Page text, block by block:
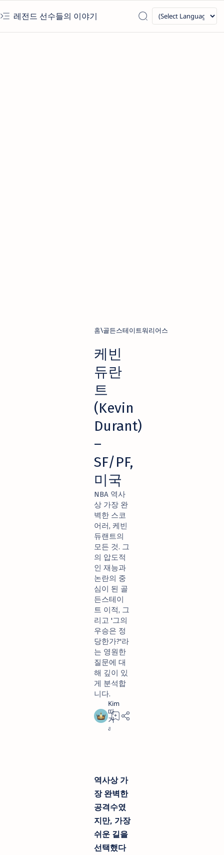
레전드 선수들의 이야기
홈 골든스테이트워리어스
케빈
듀란
트
(Kevin
Durant)
–
SF/PF,
미국
NBA 역사
상 가장 완
벽한 스코
어러, 케빈
듀랜트의
모든 것. 그
의 압도적
인 재능과
논란의 중
심이 된 골
든스테이
트 이적, 그
리고 '그의
우승은 정
당한가?'라
는 영원한
질문에 대
해 깊이 있
게 분석합
니다.
역사상 가
장 완벽한
공격수였
지만, 가장
쉬운 길을
선택했다